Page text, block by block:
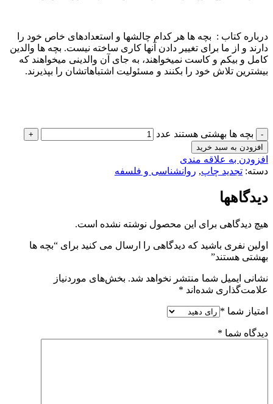
درباره كتاب : بچه­ ها هر کدام چالش­ها و استعدادهای خاص خود را
دارند و از ما برای تغییر دادن آن­ها کاری ساخته نیست. بچه­ ها والدین
کامل و بی­کم و کاست نمی­خواهند، به جای آن والدینی می­خواهند که
بیشترین تلاش خود را بکنند و مسئولیت اشتباهاتشان را بپذیرند.
بچه ­ها بهشتی هستند عدد
افزودن به سبد خرید
افزودن به علاقه مندی
دسته: تجدید چاپ, روانشناسی و فلسفه
دیدگاهها
هیچ دیدگاهی برای این محصول نوشته نشده است.
اولین نفری باشید که دیدگاهی را ارسال می کنید برای “بچه ­ها
بهشتی هستند”
نشانی ایمیل شما منتشر نخواهد شد. بخش‌های موردنیاز
علامت‌گذاری شده‌اند *
امتیاز شما *
دیدگاه شما *